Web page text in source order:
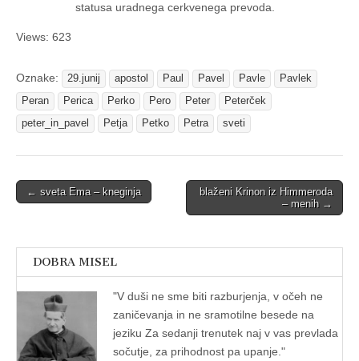
statusa uradnega cerkvenega prevoda.
Views: 623
Oznake: 29.junij apostol Paul Pavel Pavle
Pavlek
Peran
Perica Perko Pero Peter
Peterček
peter_in_pavel
Petja Petko Petra sveti
Post
← sveta Ema – kneginja
blaženi Krinon iz Himmeroda
– menih →
DOBRA MISEL
"V duši ne sme biti razburjenja, v očeh ne
zaničevanja in ne sramotilne besede na
jeziku Za sedanji trenutek naj v vas prevlada
sočutje, za prihodnost pa upanje."